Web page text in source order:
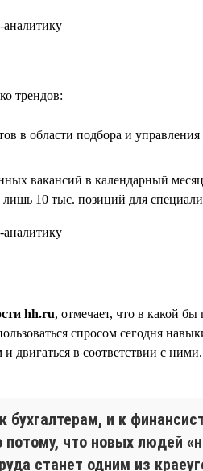
трендов:
в области подбора и
вакансий в календарный
10 тыс. позиций для
hh.ru, отмечает, что в какой
спросом сегодня
двигаться в соответствии с
и к
что новых людей
станет одним из